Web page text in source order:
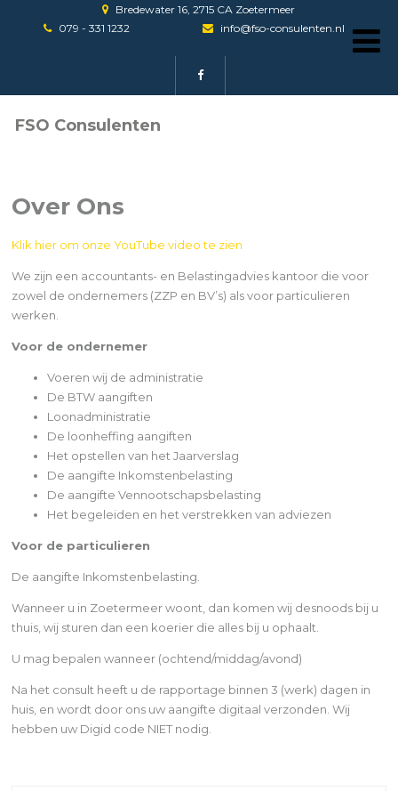
Bredewater 16, 2715 CA Zoetermeer
079 - 331 1232
info@fso-consulenten.nl
FSO Consulenten
Over Ons
Klik hier om onze YouTube video te zien
We zijn een accountants- en Belastingadvies kantoor die voor
zowel de ondernemers (ZZP en BV’s) als voor particulieren
werken.
Voor de ondernemer
Voeren wij de administratie
De BTW aangiften
Loonadministratie
De loonheffing aangiften
Het opstellen van het Jaarverslag
De aangifte Inkomstenbelasting
De aangifte Vennootschapsbelasting
Het begeleiden en het verstrekken van adviezen
Voor de particulieren
De aangifte Inkomstenbelasting.
Wanneer u in Zoetermeer woont, dan komen wij desnoods bij u
thuis, wij sturen dan een koerier die alles bij u ophaalt.
U mag bepalen wanneer (ochtend/middag/avond)
Na het consult heeft u de rapportage binnen 3 (werk) dagen in
huis, en wordt door ons uw aangifte digitaal verzonden. Wij
hebben uw Digid code NIET nodig.